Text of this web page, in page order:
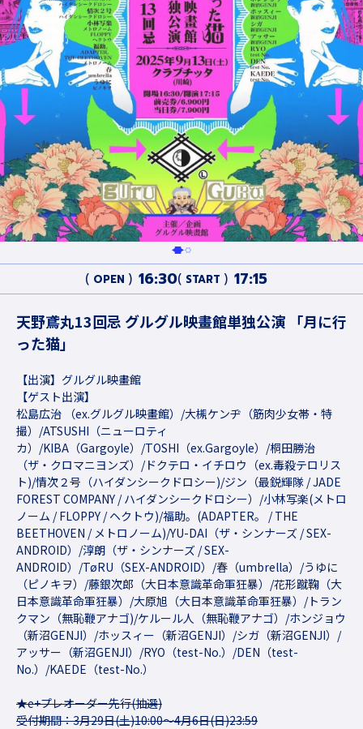
OPEN 16:30 START 17:15
天野鳶丸13回忌 グルグル映畫館単独公演 「月に行
った猫」
【出演】グルグル映畫館
【ゲスト出演】
松島広治 （ex.グルグル映畫館）/大槻ケンヂ（筋肉少女帯・特
撮）/ATSUSHI（ニューロティ
カ）/KIBA（Gargoyle）/TOSHI（ex.Gargoyle）/桐田勝治
（ザ・クロマニヨンズ）/ドクテロ・イチロウ（ex.毒殺テロリス
ト)/情次２号（ハイダンシークドロシー)/ジン（最鋭輝隊 / JADE
FOREST COMPANY / ハイダンシークドロシー）/小林写楽(メトロ
ノーム / FLOPPY / ヘクトウ)/福助。(ADAPTER。 / THE
BEETHOVEN / メトロノーム)/YU-DAI（ザ・シンナーズ / SEX-
ANDROID）/淳朗（ザ・シンナーズ / SEX-
ANDROID）/TøRU（SEX-ANDROID）/春（umbrella）/うゆに
（ピノキヲ）/藤銀次郎（大日本意識革命軍狂暴）/花形蹴鞠（大
日本意識革命軍狂暴）/大原旭（大日本意識革命軍狂暴）/トラン
クマン（無恥鞭アナゴ)/ケルール人（無恥鞭アナゴ）/ホンジョウ
（新沼GENJI）/ホッスィー（新沼GENJI）/シガ（新沼GENJI）/
アッサー（新沼GENJI）/RYO（test-No.）/DEN（test-
No.）/KAEDE（test-No.）
★e+プレオーダー先行(抽選)
受付期間：3月29日(土)10:00～4月6日(日)23:59